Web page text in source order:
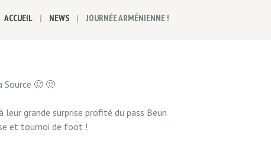
ACCUEIL NEWS JOURNÉE ARMÉNIENNE !
Source 🙂 🙂
grande surprise profité du pass Beun
et tournoi de foot !